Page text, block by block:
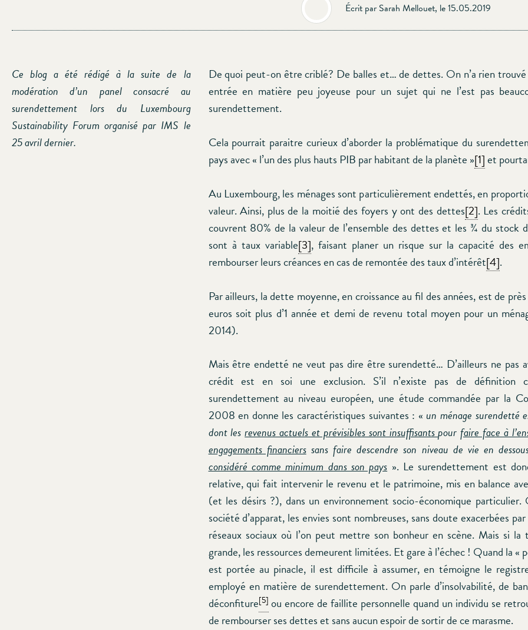
Écrit par Sarah Mellouet, le 15.05.2019
Ce blog a été rédigé à la suite de la
modération d’un panel consacré au
surendettement lors du Luxembourg
Sustainability Forum organisé par IMS le
25 avril dernier.
De quoi peut-on être criblé? De balles et… de dettes. On n’a rien trouvé
entrée en matière peu joyeuse pour un sujet qui ne l’est pas
surendettement.
Cela pourrait paraitre curieux d’aborder la problématique du
pays avec « l’un des plus hauts PIB par habitant de la planète »[1]et
Au Luxembourg, les ménages sont particulièrement endettés, en
valeur. Ainsi, plus de la moitié des foyers y ont des dettes[2]. Les
couvrent 80% de la valeur de l’ensemble des dettes et les ¾ du stock
sont à taux variable[3], faisant planer un risque sur la capacité des
rembourser leurs créances en cas de remontée des taux d’intérêt[4].
Par ailleurs, la dette moyenne, en croissance au fil des années, est de
euros soit plus d’1 année et demi de revenu total moyen pour un
2014).
Mais être endetté ne veut pas dire être surendetté… D’ailleurs ne pas
crédit est en soi une exclusion. S’il n’existe pas de définition
surendettement au niveau européen, une étude commandée par la
2008 en donne les caractéristiques suivantes : « un ménage surendetté
dont lesrevenus actuels et prévisibles sont insuffisantspourfaire face à
engagements financierssans faire descendre son niveau de vie en
considéré comme minimum dans son pays». Le surendettement est
relative, qui fait intervenir le revenu et le patrimoine, mis en balance
(et les désirs ?), dans un environnement socio-économique particulier.
société d’apparat, les envies sont nombreuses, sans doute exacerbées
réseaux sociaux où l’on peut mettre son bonheur en scène. Mais si
grande, les ressources demeurent limitées. Et gare à l’échec ! Quand la «
est portée au pinacle, il est difficile à assumer, en témoigne le
employé en matière de surendettement. On parle d’insolvabilité, de
déconfiture[5] ou encore de faillite personnelle quand un individu se
de rembourser ses dettes et sans aucun espoir de sortir de ce marasme.